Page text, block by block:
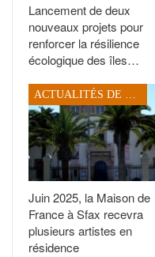
Lancement de deux
nouveaux projets pour
renforcer la résilience
écologique des îles…
ACTUALITÉS DE SFAX
Juin 2025, la Maison de
France à Sfax recevra
plusieurs artistes en
résidence